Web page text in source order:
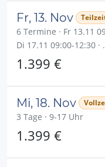
Fr, 13. Nov
6 Termine · Fr 13.11
Di 17.11 09:00-12:30 ·
1.399 €
Mi, 18. Nov
3 Tage · 9-17 Uhr
1.399 €